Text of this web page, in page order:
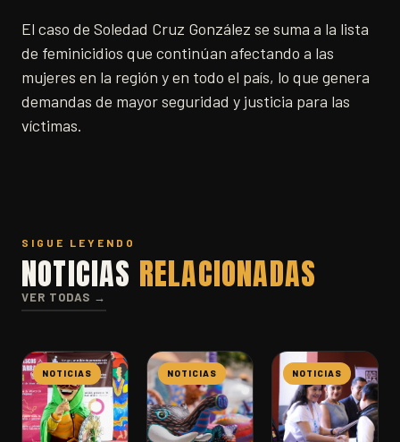
El caso de Soledad Cruz González se suma a la lista
de feminicidios que continúan afectando a las
mujeres en la región y en todo el país, lo que genera
demandas de mayor seguridad y justicia para las
víctimas.
SIGUE LEYENDO
NOTICIAS RELACIONADAS
VER TODAS →
NOTICIAS NOTICIAS NOTICIAS